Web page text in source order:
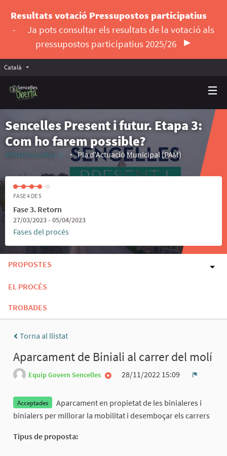
Resultats votació Pressupostos participatius
-
Ja pots consultar els resultats de la votació als
pressupostos participatius 2025/26
Català Triar la llengua
Sencelles Present i futur. Etapa 3:
Com ho farem possible?
#PAMSencelles
(Enllaç extern)
Pla d'Actuació Municipal (PAM)
FASE 4 DE 5
Fase 3. Retorn
27/03/2023 - 05/04/2023
Fases del procés
PROPOSTES
EL PROCÉS
TROBADES
Torna al llistat
Aparcament de Biniali al carrer del molí
Equip Govern Sencelles
28/11/2022 15:09
Acceptades
Aparcament en propietat de les binialeres i
binialers per millorar la mobilitat i desemboçar els carrers
Tipus de proposta: